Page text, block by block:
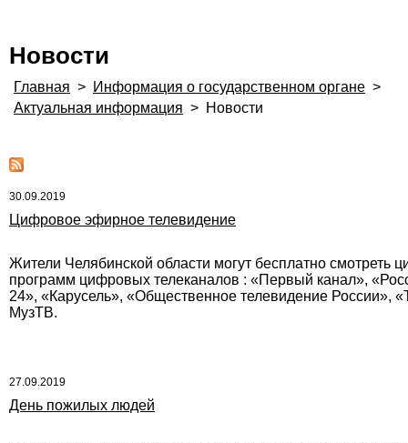
Новости
Главная > Информация о государственном органе >
Актуальная информация > Новости
30.09.2019
Цифровое эфирное телевидение
Жители Челябинской области могут бесплатно
программ цифровых телеканалов : «Первый канал»,
24», «Карусель», «Общественное телевидение
МузТВ.
27.09.2019
День пожилых людей